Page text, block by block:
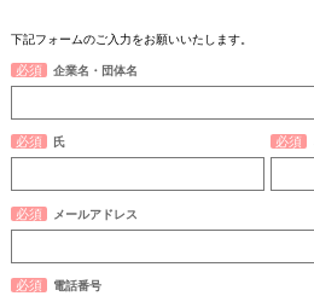
下記フォームのご入力をお願いいたします。
企業名・団体名
氏
メールアドレス
電話番号